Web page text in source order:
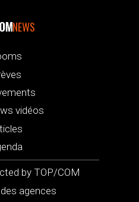
NEWS
vidéos
by TOP/COM
agences